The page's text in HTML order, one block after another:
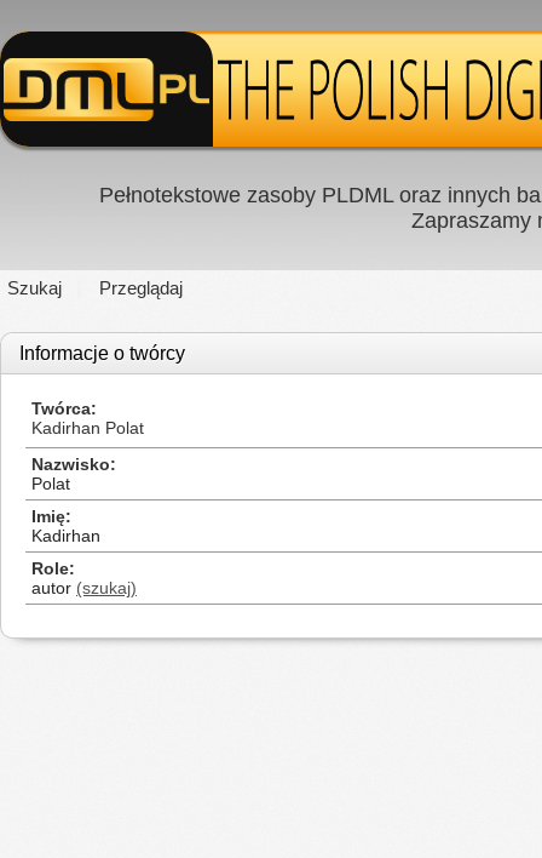
Pełnotekstowe zasoby PLDML oraz innych
Zapraszamy
Szukaj Przeglądaj
Informacje o twórcy
Twórca
Kadirhan Polat
Nazwisko
Polat
Imię
Kadirhan
Role
autor (szukaj)